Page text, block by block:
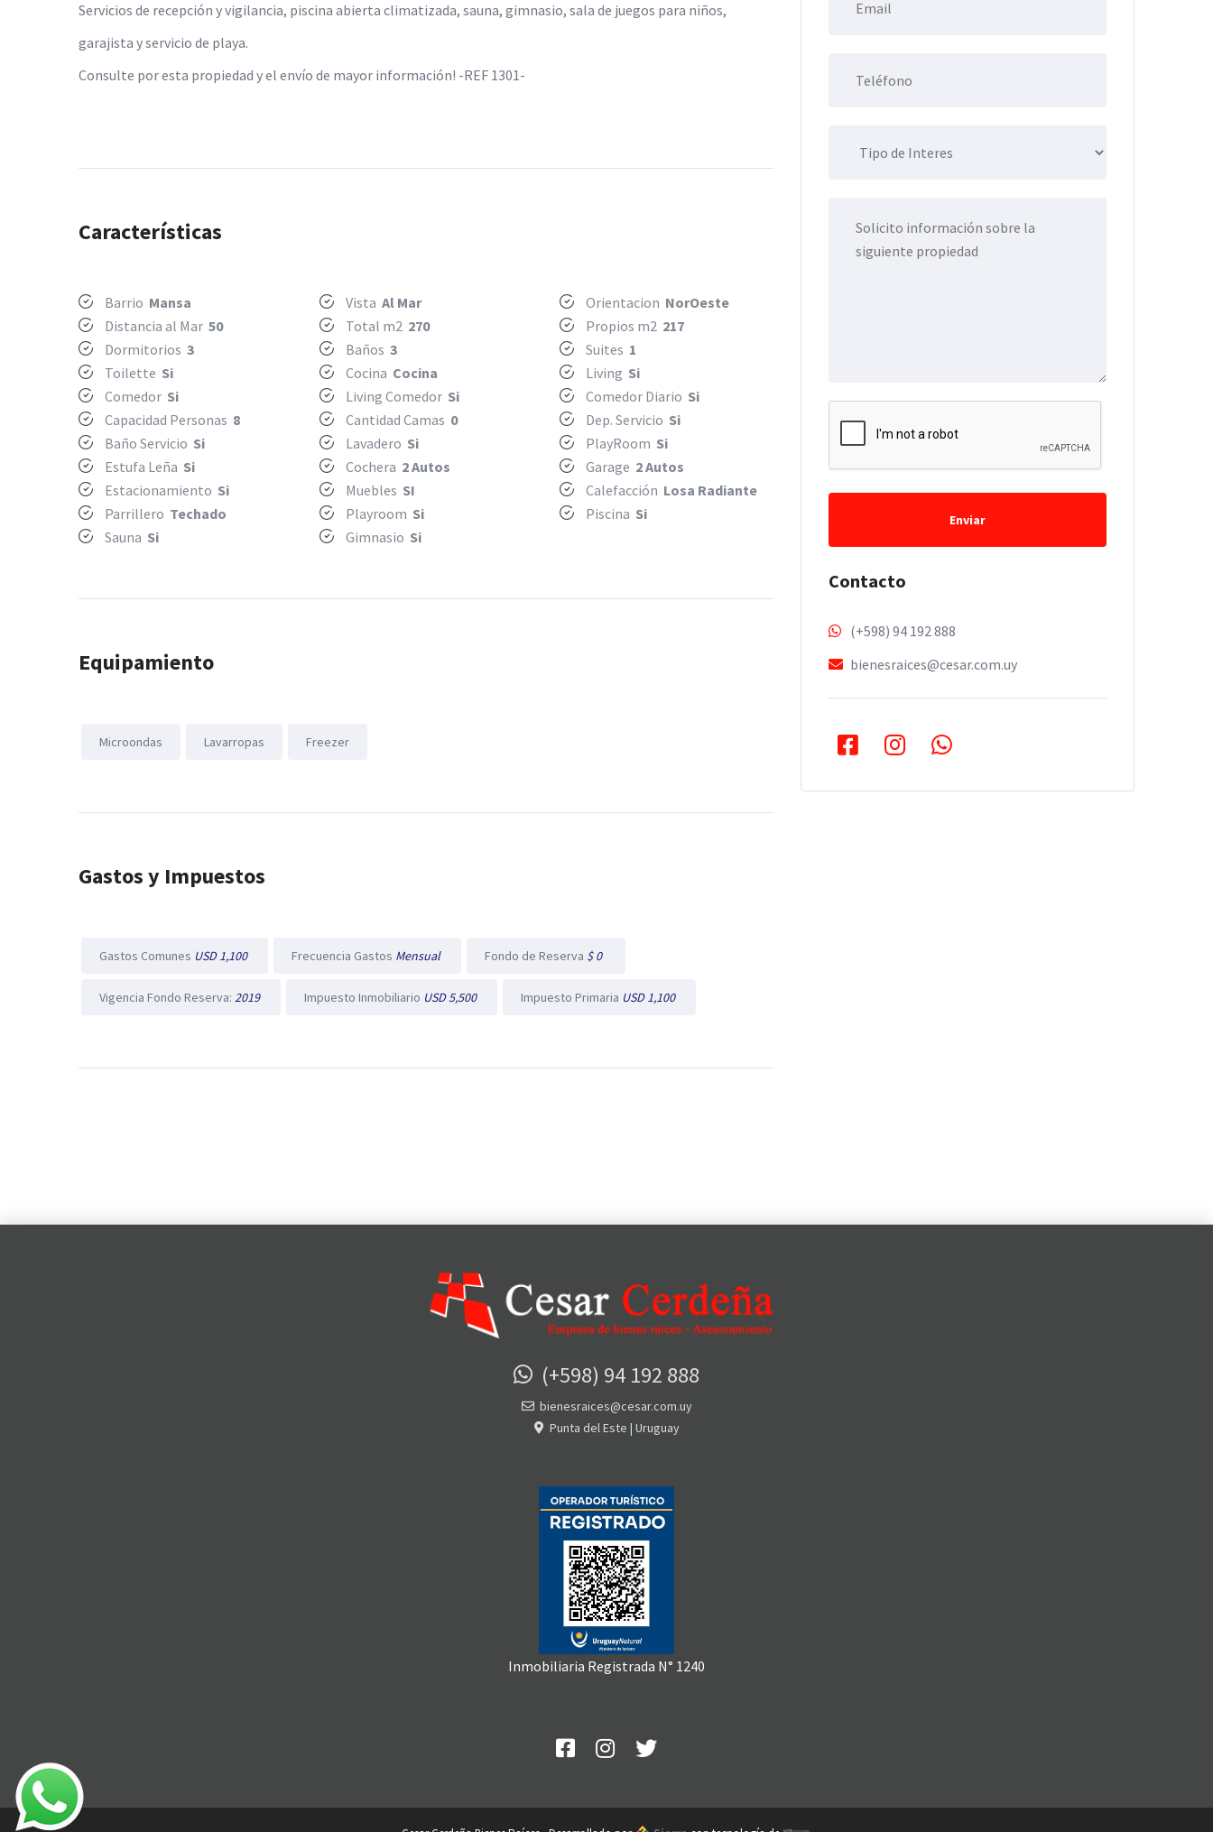
Servicios de recepción y vigilancia, piscina abierta climatizada, sauna, gimnasio, sala de juegos para niños,
garajista y servicio de playa.
Consulte por esta propiedad y el envío de mayor información! -REF 1301-
Características
Barrio Mansa Vista Al Mar Orientacion NorOeste
Distancia al Mar 50 Total m2 270 Propios m2 217
Dormitorios 3 Baños 3 Suites 1
Toilette Si Cocina Cocina Living Si
Comedor Si Living Comedor Si Comedor Diario Si
Capacidad Personas 8 Cantidad Camas 0 Dep. Servicio Si
Baño Servicio Si Lavadero Si PlayRoom Si
Estufa Leña Si Cochera 2 Autos Garage 2 Autos
Estacionamiento Si Muebles SI Calefacción Losa Radiante
Parrillero Techado Playroom Si Piscina Si
Sauna Si Gimnasio Si
Equipamiento
Microondas Lavarropas Freezer
Gastos y Impuestos
Gastos Comunes USD 1,100 Frecuencia Gastos Mensual Fondo de Reserva $ 0
Vigencia Fondo Reserva: 2019 Impuesto Inmobiliario USD 5,500 Impuesto Primaria USD 1,100
Enviar
Contacto
(+598) 94 192 888
bienesraices@cesar.com.uy
(+598) 94 192 888
bienesraices@cesar.com.uy
Punta del Este | Uruguay
Inmobiliaria Registrada N° 1240